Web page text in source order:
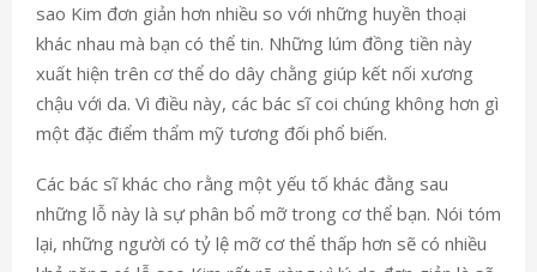
sao Kim đơn giản hơn nhiều so với những huyền thoại
khác nhau mà bạn có thể tin. Những lúm đồng tiền này
xuất hiện trên cơ thể do dây chằng giúp kết nối xương
chậu với da. Vì điều này, các bác sĩ coi chúng không hơn gì
một đặc điểm thẩm mỹ tương đối phổ biến.
Các bác sĩ khác cho rằng một yếu tố khác đằng sau
những lỗ này là sự phân bổ mỡ trong cơ thể bạn. Nói tóm
lại, những người có tỷ lệ mỡ cơ thể thấp hơn sẽ có nhiều